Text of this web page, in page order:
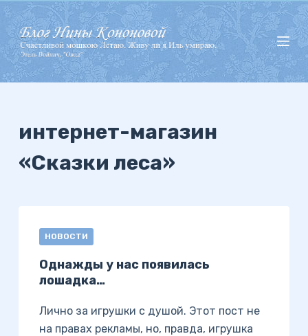
П
е
р
е
й
с
интернет-магазин
«Сказки леса»
НОВОСТИ
Однажды у нас появилась
лошадка…
Лично за игрушки с душой. Этот пост не
на правах рекламы, но, правда, игрушка